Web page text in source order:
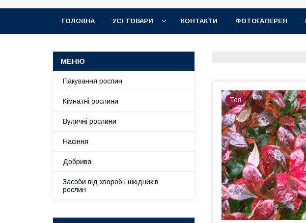
ГОЛОВНА УСІ ТОВАРИ КОНТАКТИ ФОТОГАЛЕРЕЯ
Топ
Пакування рослин
Кімнатні рослини
Вуличні рослини
Насіння
Добрива
Засоби від хвороб і шкідників
рослин